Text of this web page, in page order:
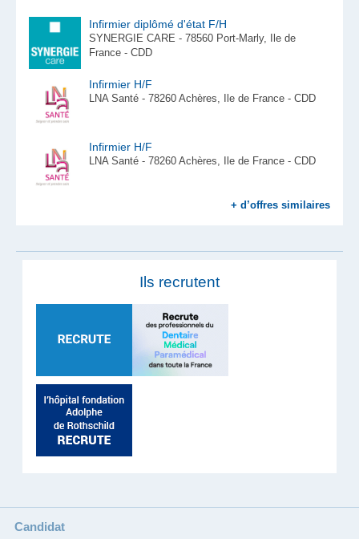
Infirmier diplômé d'état F/H
SYNERGIE CARE - 78560 Port-Marly, Ile de
France - CDD
Infirmier H/F
LNA Santé - 78260 Achères, Ile de France - CDD
Infirmier H/F
LNA Santé - 78260 Achères, Ile de France - CDD
+ d’offres similaires
Ils recrutent
Candidat